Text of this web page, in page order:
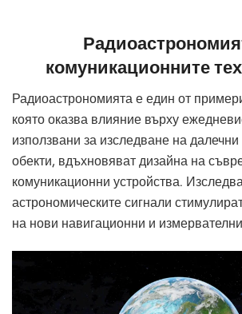
комуникационните
Радиоастрономията е един от
която оказва влияние върху
използвани за изследване на далечни
обекти, вдъхновяват дизайна на
комуникационни устройства.
астрономическите сигнали
на нови навигационни и